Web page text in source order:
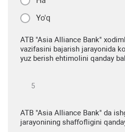
Yo'q
ATB "Asia Alliance Bank"
vazifasini bajarish jarayonida
yuz berish ehtimolini qanday
ATB "Asia Alliance Bank" da
jarayonining shaffofligini